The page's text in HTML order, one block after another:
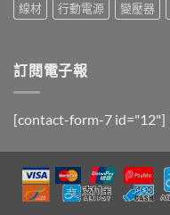
線材
行動電源 變壓器
訂閱電子報
[contact-form-7 id="12"]